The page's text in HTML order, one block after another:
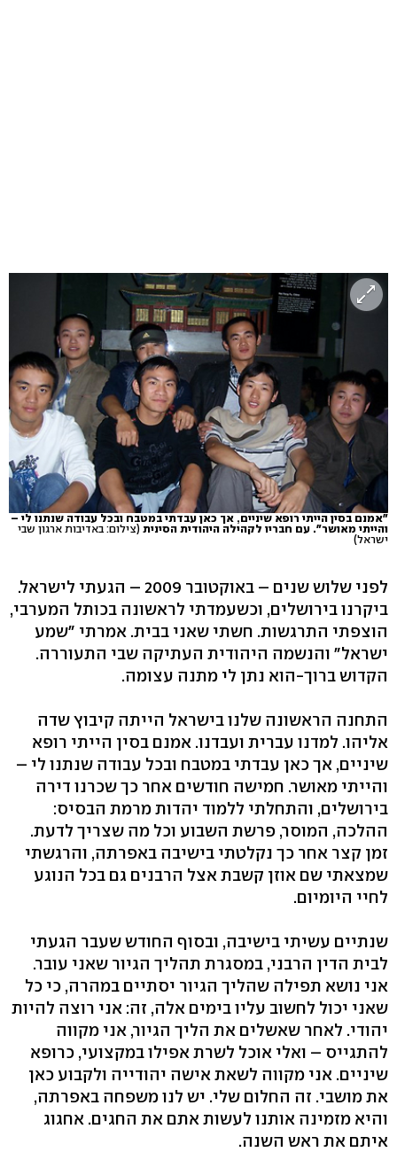
"אמנם בסין הייתי רופא שיניים, אך כאן עבדתי במטבח ובכל עבודה שנתנו לי –
והייתי מאושר". עם חבריו לקהילה היהודית הסינית (צילום: באדיבות ארגון שבי
ישראל)
לפני שלוש שנים – באוקטובר 2009 – הגעתי לישראל.
ביקרנו בירושלים, וכשעמדתי לראשונה בכותל המערבי,
הוצפתי התרגשות. חשתי שאני בבית. אמרתי "שמע
ישראל" והנשמה היהודית העתיקה שבי התעוררה.
הקדוש ברוך-הוא נתן לי מתנה עצומה.
התחנה הראשונה שלנו בישראל הייתה קיבוץ שדה
אליהו. למדנו עברית ועבדנו. אמנם בסין הייתי רופא
שיניים, אך כאן עבדתי במטבח ובכל עבודה שנתנו לי –
והייתי מאושר. חמישה חודשים אחר כך שכרנו דירה
בירושלים, והתחלתי ללמוד יהדות מרמת הבסיס:
ההלכה, המוסר, פרשת השבוע וכל מה שצריך לדעת.
זמן קצר אחר כך נקלטתי בישיבה באפרתה, והרגשתי
שמצאתי שם אוזן קשבת אצל הרבנים גם בכל הנוגע
לחיי היומיום.
שנתיים עשיתי בישיבה, ובסוף החודש שעבר הגעתי
לבית הדין הרבני, במסגרת תהליך הגיור שאני עובר.
אני נושא תפילה שהליך הגיור יסתיים במהרה, כי כל
שאני יכול לחשוב עליו בימים אלה, זה: אני רוצה להיות
יהודי. לאחר שאשלים את הליך הגיור, אני מקווה
להתגייס – ואלי אוכל לשרת אפילו במקצועי, כרופא
שיניים. אני מקווה לשאת אישה יהודייה ולקבוע כאן
את מושבי. זה החלום שלי. יש לנו משפחה באפרתה,
והיא מזמינה אותנו לעשות אתם את החגים. אחגוג
איתם את ראש השנה.